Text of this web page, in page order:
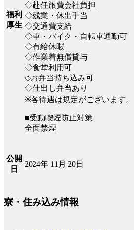
福利
厚生
◇赴任旅費会社負担
◇残業・休出手当
◇交通費支給
◇車・バイク・自転車通勤可
◇有給休暇
◇作業着無償貸与
◇食堂利用可
◇お弁当持ち込み可
◇仕出し弁当あり
※各待遇は規定がございます。
■受動喫煙防止対策
全面禁煙
公開
日
2024年 11月 20日
寮・住み込み情報